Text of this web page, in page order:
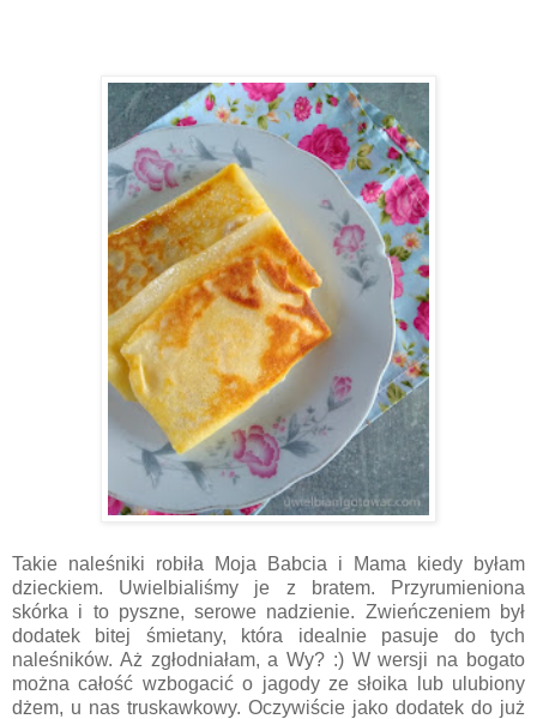
Takie naleśniki robiła Moja Babcia i Mama kiedy byłam
dzieckiem. Uwielbialiśmy je z bratem. Przyrumieniona
skórka i to pyszne, serowe nadzienie. Zwieńczeniem był
dodatek bitej śmietany, która idealnie pasuje do tych
naleśników. Aż zgłodniałam, a Wy? :) W wersji na bogato
można całość wzbogacić o jagody ze słoika lub ulubiony
dżem, u nas truskawkowy. Oczywiście jako dodatek do już